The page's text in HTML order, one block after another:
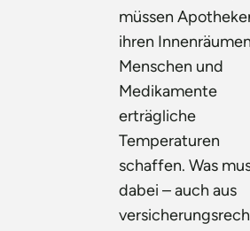
müssen
ihren
Menschen und
Medikamente
erträgliche
Temperaturen
schaffen. Was
dabei – auch aus